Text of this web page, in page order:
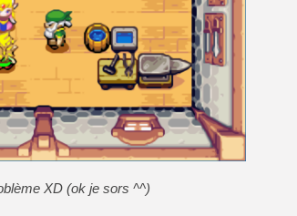
[GK] No More Room in
[GK] Un chatbot Atelier
[GK] Mémoire cash -
[GK] Nvidia : le prix des
[GK] Suikoden Star Leap :
[Mo5] La mini borne
[GK] Atari renoue avec les
[GK] Le studio de FIFA
[GK] La PlayStation 1 en
[GK] Dawn of War 4 : les
[GK] CloverPit : l'héritier
[GK] Stellar Blade : Blood
XD (ok je sors ^^)